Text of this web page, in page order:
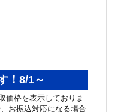
！8/1～
価格を表示しておりま
お振込対応になる場合